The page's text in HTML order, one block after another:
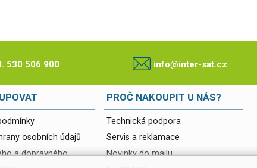
530 506 900 info@inter-sat.cz
osobních údajů
a dopravného
PROČ NAKOUPIT U NÁS?
Technická podpora
Servis a reklamace
Novinky do mailu